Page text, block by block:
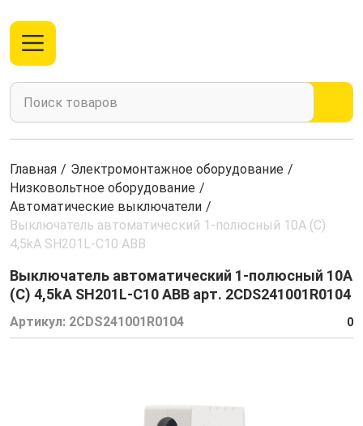
Главная / Электромонтажное оборудование /
Низковольтное оборудование /
Автоматические выключатели /
Выключатель автоматический 1-полюсный 10A (C)
4,5kА SH201L-C10 ABB
Выключатель автоматический 1-полюсный 10A
(C) 4,5kА SH201L-C10 ABB арт. 2CDS241001R0104
Артикул: 2CDS241001R0104 0